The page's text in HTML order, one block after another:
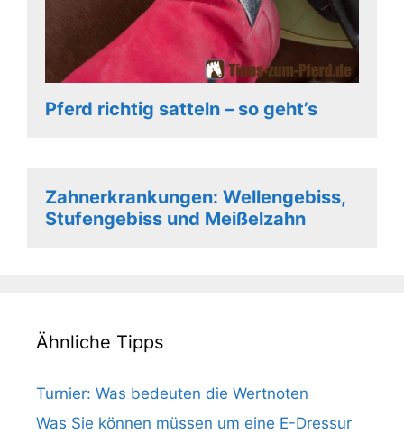
Pferd richtig satteln – so geht’s
Zahnerkrankungen: Wellengebiss,
Stufengebiss und Meißelzahn
Ähnliche Tipps
Turnier: Was bedeuten die Wertnoten
Was Sie können müssen um eine E-Dressur